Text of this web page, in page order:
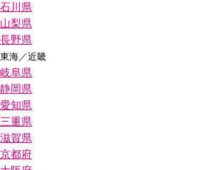
石川県
山梨県
長野県
東海／近畿
岐阜県
静岡県
愛知県
三重県
滋賀県
京都府